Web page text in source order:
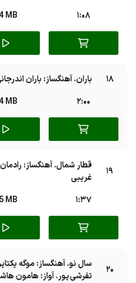
1:08
MB
18
باران. آهنگساز: باران
2:00
MB
19
قطار شمال. آهنگساز:
غریبی
1:37
MB
20
سال نو. آهنگساز: موگه
تفرشی پور. آواز: هامون